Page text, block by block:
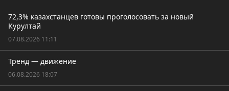
72,3% казахстанцев готовы проголосовать за новый
Курултай
07.08.2026 11:11
Тренд — движение
06.08.2026 18:07